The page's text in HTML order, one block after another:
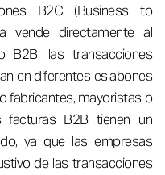
B2C (Business to
vende directamente al
B2B, las transacciones
en diferentes eslabones
fabricantes, mayoristas o
facturas B2B tienen un
ya que las empresas
de las transacciones